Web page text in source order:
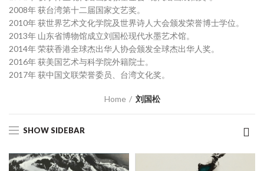
2008年 获台湾第十二届国家文艺奖。
2010年 获世界艺术文化学院及世界诗人大会颁发荣誉博士学位。
2013年 山东省博物馆成立刘国松现代水墨艺术馆。
2014年 荣获香港全球杰出华人协会颁发全球杰出华人奖。
2016年 获美国艺术与科学院外籍院士。
2017年 获中国文联荣誉委员、台湾文化奖。
Home 刘国松
SHOW SIDEBAR